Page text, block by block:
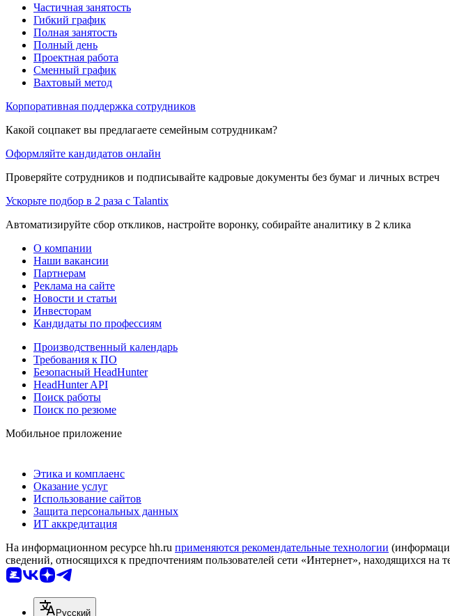
Частичная занятость
Гибкий график
Полная занятость
Полный день
Проектная работа
Сменный график
Вахтовый метод
Корпоративная поддержка сотрудников
Какой соцпакет вы предлагаете семейным сотрудникам?
Оформляйте кандидатов онлайн
Проверяйте сотрудников и подписывайте кадровые документы без бумаг и личных встреч
Ускорьте подбор в 2 раза с Talantix
Автоматизируйте сбор откликов, настройте воронку, собирайте аналитику в 2 клика
О компании
Наши вакансии
Партнерам
Реклама на сайте
Новости и статьи
Инвесторам
Кандидаты по профессиям
Производственный календарь
Требования к ПО
Безопасный HeadHunter
HeadHunter API
Поиск работы
Поиск по резюме
Мобильное приложение
Этика и комплаенс
Оказание услуг
Использование сайтов
Защита персональных данных
ИТ аккредитация
На информационном ресурсе hh.ru применяются рекомендательные технологии
сведений, относящихся к предпочтениям пользователей сети «Интернет», находящихся на
Русский